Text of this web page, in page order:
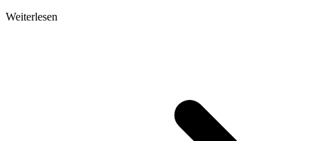
Weiterlesen